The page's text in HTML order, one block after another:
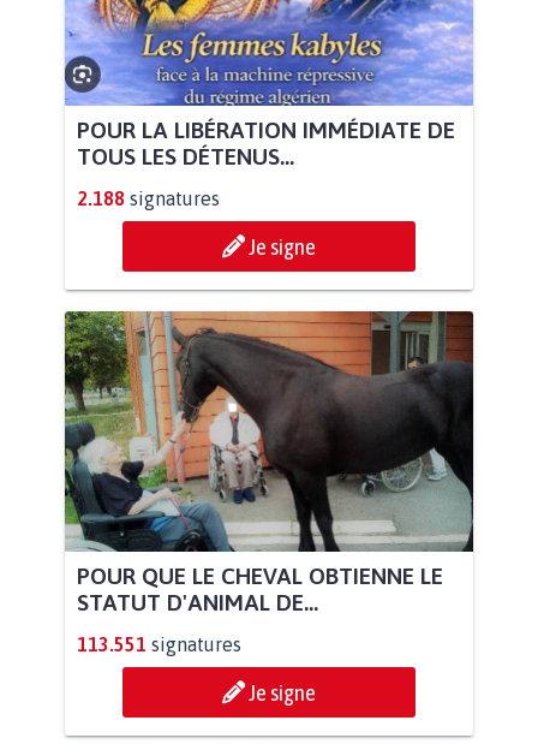
POUR LA LIBÉRATION IMMÉDIATE DE
TOUS LES DÉTENUS...
2.188 signatures
Je signe
POUR QUE LE CHEVAL OBTIENNE LE
STATUT D'ANIMAL DE...
113.551 signatures
Je signe